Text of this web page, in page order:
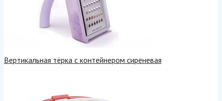
Вертикальная тёрка с контейнером сиреневая